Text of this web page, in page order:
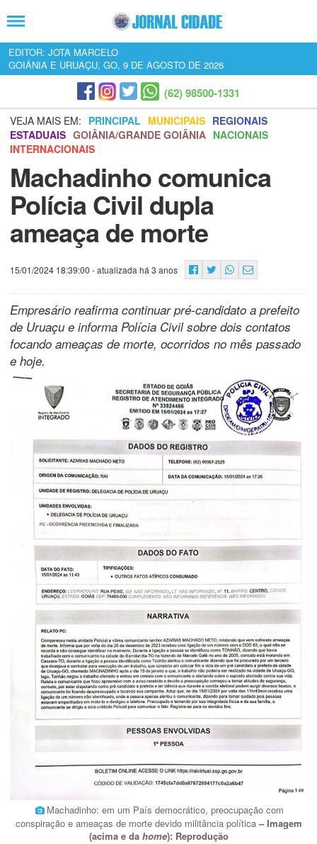
EDITOR: JOTA MARCELO
GOIÂNIA E URUAÇU, GO, 9 DE AGOSTO DE 2026
(62) 98500-1331
VEJA MAIS EM: PRINCIPAL MUNICIPAIS REGIONAIS
ESTADUAIS GOIÂNIA/GRANDE GOIÂNIA NACIONAIS
INTERNACIONAIS
Machadinho comunica
Polícia Civil dupla
ameaça de morte
15/01/2024 18:39:00 - atualizada há 3 anos
Empresário reafirma continuar pré-candidato a prefeito
de Uruaçu e informa Polícia Civil sobre dois contatos
focando ameaças de morte, ocorridos no mês passado
e hoje.
Machadinho: em um País democrático, preocupação com
conspiração e ameaças de morte devido militância política – Imagem
(acima e da home): Reprodução